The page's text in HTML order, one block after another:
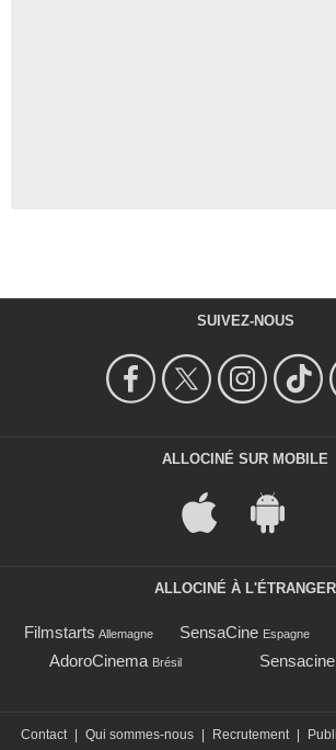
SUIVEZ-NOUS
ALLOCINÉ SUR MOBILE
ALLOCINÉ À L'ÉTRANGER
Filmstarts Allemagne SensaCine Espagne
AdoroCinema Brésil
Contact Qui sommes-nous Recrutement